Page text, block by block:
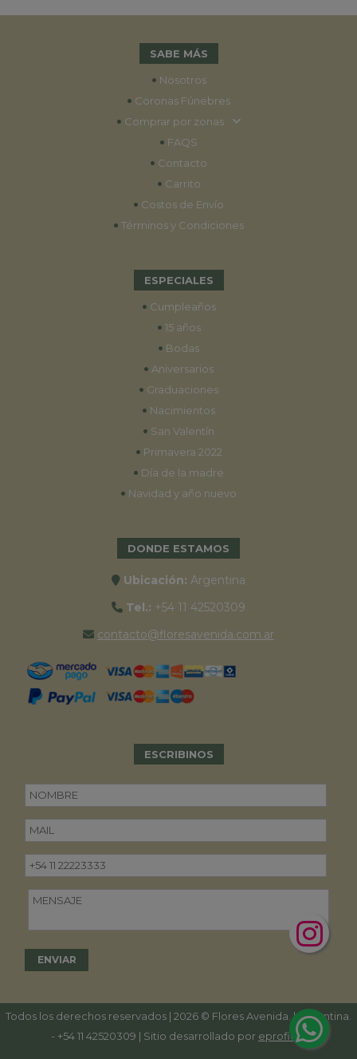
SABE MÁS
• Nosotros
• Coronas Fúnebres
• Comprar por zonas
• FAQS
• Contacto
• Carrito
• Costos de Envío
• Términos y Condiciones
ESPECIALES
• Cumpleaños
• 15 años
• Bodas
• Aniversarios
• Graduaciones
• Nacimientos
• San Valentín
• Primavera 2022
• Día de la madre
• Navidad y año nuevo
DONDE ESTAMOS
Ubicación: Argentina
Tel.: +54 11 42520309
contacto@floresavenida.com.ar
ESCRIBINOS
Todos los derechos reservados | 2026 © Flores Avenida. | Argentina.
- +54 11 42520309 | Sitio desarrollado por eproficio